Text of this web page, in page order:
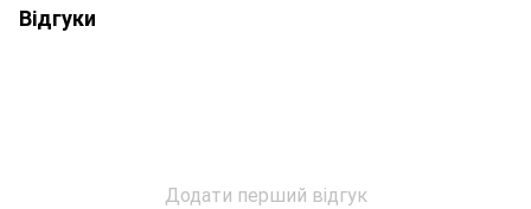
Відгуки
Додати перший відгук